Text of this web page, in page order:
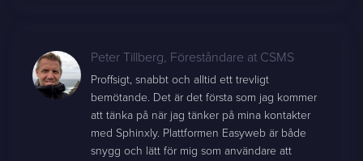
Peter Tillberg, Föreståndare at CSMS
Proffsigt, snabbt och alltid ett trevligt
bemötande. Det är det första som jag kommer
att tänka på när jag tänker på mina kontakter
med Sphinxly. Plattformen Easyweb är både
snygg och lätt för mig som användare att